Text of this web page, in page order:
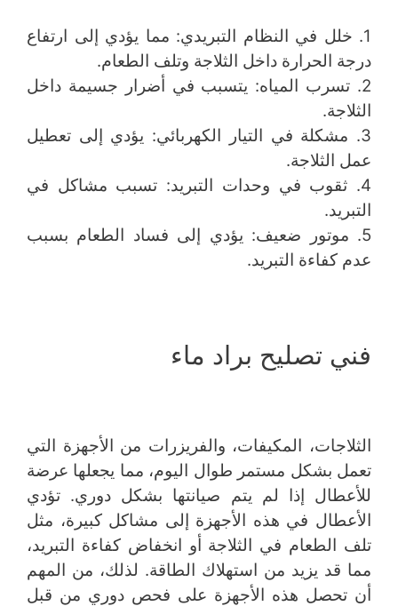
1. خلل في النظام التبريدي: مما يؤدي إلى ارتفاع
درجة الحرارة داخل الثلاجة وتلف الطعام.
2. تسرب المياه: يتسبب في أضرار جسيمة داخل
الثلاجة.
3. مشكلة في التيار الكهربائي: يؤدي إلى تعطيل
عمل الثلاجة.
4. ثقوب في وحدات التبريد: تسبب مشاكل في
التبريد.
5. موتور ضعيف: يؤدي إلى فساد الطعام بسبب
عدم كفاءة التبريد.
فني تصليح براد ماء
الثلاجات، المكيفات، والفريزرات من الأجهزة التي
تعمل بشكل مستمر طوال اليوم، مما يجعلها عرضة
للأعطال إذا لم يتم صيانتها بشكل دوري. تؤدي
الأعطال في هذه الأجهزة إلى مشاكل كبيرة، مثل
تلف الطعام في الثلاجة أو انخفاض كفاءة التبريد،
مما قد يزيد من استهلاك الطاقة. لذلك، من المهم
أن تحصل هذه الأجهزة على فحص دوري من قبل